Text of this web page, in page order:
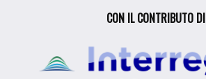
CON IL CONTRIBUTO DI